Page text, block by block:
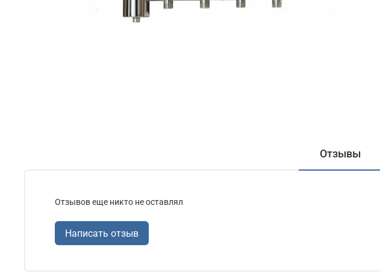
Отзывы
Отзывов еще никто не оставлял
Написать отзыв